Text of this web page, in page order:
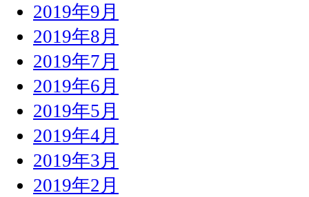
2019年9月
2019年8月
2019年7月
2019年6月
2019年5月
2019年4月
2019年3月
2019年2月